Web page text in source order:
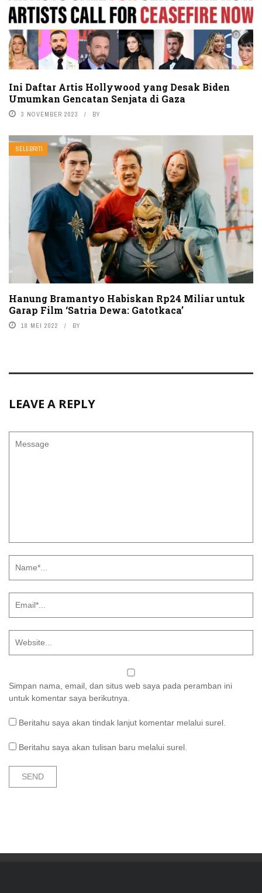
Ini Daftar Artis Hollywood yang Desak Biden
Umumkan Gencatan Senjata di Gaza
3 NOVEMBER 2023 BY
SELEBRITI
Hanung Bramantyo Habiskan Rp24 Miliar untuk
Garap Film ‘Satria Dewa: Gatotkaca’
18 MEI 2022 BY
LEAVE A REPLY
Simpan nama, email, dan situs web saya pada peramban ini
untuk komentar saya berikutnya.
Beritahu saya akan tindak lanjut komentar melalui surel.
Beritahu saya akan tulisan baru melalui surel.